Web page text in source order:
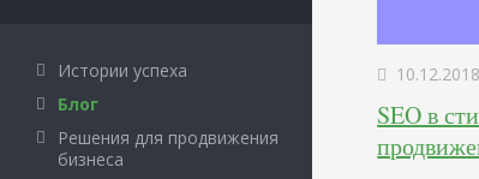
10.12.2018
SEO в
Истории успеха
Блог
Решения для продвижения
бизнеса